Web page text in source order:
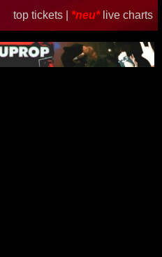
top tickets | *neu* live charts